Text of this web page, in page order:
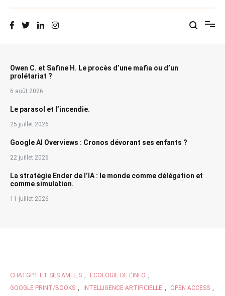
Owen C. et Safine H. Le procès d’une mafia ou d’un
prolétariat ?
6 août 2026
Le parasol et l’incendie.
25 juillet 2026
Google AI Overviews : Cronos dévorant ses enfants ?
22 juillet 2026
La stratégie Ender de l’IA : le monde comme délégation et
comme simulation.
11 juillet 2026
CHATGPT ET SES AMI.E.S ECOLOGIE DE L'INFO
GOOGLE PRINT/BOOKS
INTELLIGENCE ARTIFICIELLE OPEN ACCESS